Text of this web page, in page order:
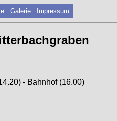
Galerie Impressum
- Bahnhof (16.00)